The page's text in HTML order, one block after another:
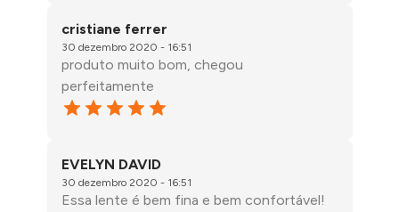
cristiane ferrer
30 dezembro 2020 - 16:51
produto muito bom, chegou
perfeitamente
EVELYN DAVID
30 dezembro 2020 - 16:51
Essa lente é bem fina e bem confortável!